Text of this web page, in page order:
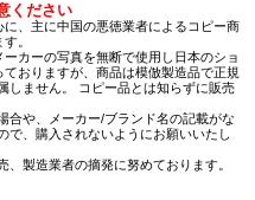
ください
に、主に中国の悪徳業者によるコピー商
。
ーカーの写真を無断で使用し日本のショ
ておりますが、商品は模倣製造品で正規
しません。 コピー品とは知らずに販売
合や、メーカー/ブランド名の記載がな
で、購入されないようにお願いいたし
製造業者の摘発に努めております。